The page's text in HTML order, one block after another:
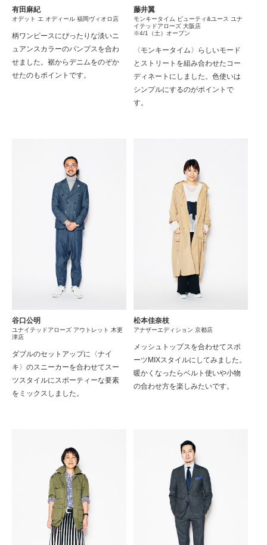
有田麻紀
オデット エ オディール 福岡ヴィオロ店
柄ワンピースにぴったりな淡いニ
ュアンスカラーのパンプスを合わ
せました。裾からデニムをのぞか
せたのもポイントです。
藤井翼
モンキータイム ビューティ&ユース ユナ
イテッドアローズ 大阪店
※4/1（土）オープン
〈モンキータイム〉らしいモード
とストリートを組み合わせたコー
ディネートにしました。色使いは
シンプルにするのがポイントで
す。
谷口公明
ユナイテッドアローズ アウトレット 木更
津店
ダブルのセットアップに〈ナイ
キ〉のスニーカーを合わせてスー
ツスタイルにスポーティーな要素
をミックスしました。
松本佳奈枝
アナザーエディション 京都店
メッシュトップスを合わせてスポ
ーツMIXスタイルにしてみました。
暖かくなったらベルト使いや小物
の合わせ方を楽しみたいです。